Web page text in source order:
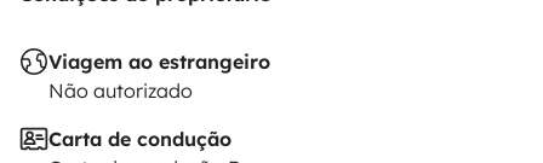
🍳Équipements
Viagem ao estrangeiro
Não autorizado
Carta de condução